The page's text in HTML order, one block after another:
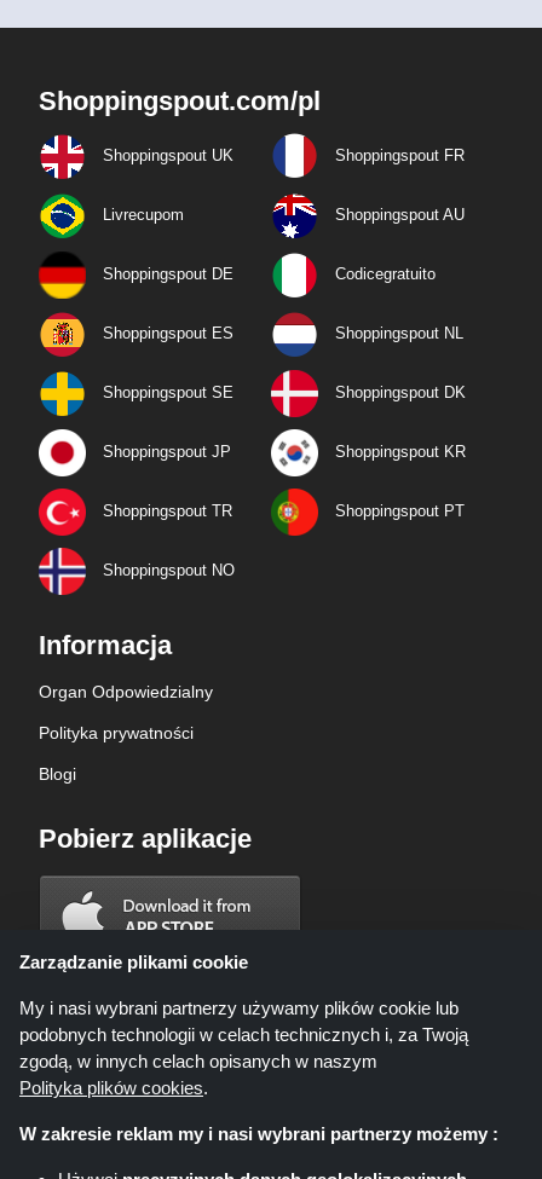
Shoppingspout.com/pl
Shoppingspout UK Shoppingspout FR
Livrecupom Shoppingspout AU
Shoppingspout DE Codicegratuito
Shoppingspout ES Shoppingspout NL
Shoppingspout SE Shoppingspout DK
Shoppingspout JP Shoppingspout KR
Shoppingspout TR Shoppingspout PT
Shoppingspout NO
Informacja
Organ Odpowiedzialny
Polityka prywatności
Blogi
Pobierz aplikacje
Zarządzanie plikami cookie
My i nasi wybrani partnerzy używamy plików cookie lub
podobnych technologii w celach technicznych i, za Twoją
zgodą, w innych celach opisanych w naszym
Polityka plików cookies.
W zakresie reklam my i nasi wybrani partnerzy możemy :